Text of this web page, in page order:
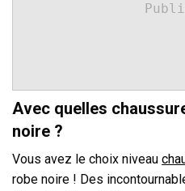
Avec quelles
noire ?
Vous avez le choix niveau
robe noire ! Des